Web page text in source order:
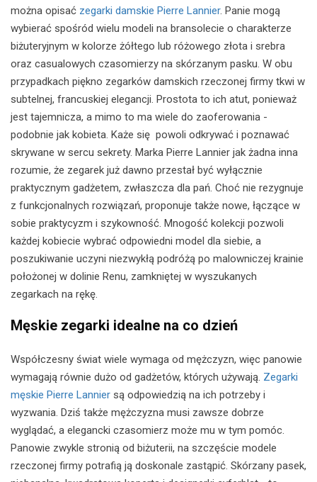
można opisać zegarki damskie Pierre Lannier. Panie mogą
wybierać spośród wielu modeli na bransolecie o charakterze
biżuteryjnym w kolorze żółtego lub różowego złota i srebra
oraz casualowych czasomierzy na skórzanym pasku. W obu
przypadkach piękno zegarków damskich rzeczonej firmy tkwi w
subtelnej, francuskiej elegancji. Prostota to ich atut, ponieważ
jest tajemnicza, a mimo to ma wiele do zaoferowania -
podobnie jak kobieta. Każe się powoli odkrywać i poznawać
skrywane w sercu sekrety. Marka Pierre Lannier jak żadna inna
rozumie, że zegarek już dawno przestał być wyłącznie
praktycznym gadżetem, zwłaszcza dla pań. Choć nie rezygnuje
z funkcjonalnych rozwiązań, proponuje także nowe, łączące w
sobie praktycyzm i szykowność. Mnogość kolekcji pozwoli
każdej kobiecie wybrać odpowiedni model dla siebie, a
poszukiwanie uczyni niezwykłą podróżą po malowniczej krainie
położonej w dolinie Renu, zamkniętej w wyszukanych
zegarkach na rękę.
Męskie zegarki idealne na co dzień
Współczesny świat wiele wymaga od mężczyzn, więc panowie
wymagają równie dużo od gadżetów, których używają. Zegarki
męskie Pierre Lannier są odpowiedzią na ich potrzeby i
wyzwania. Dziś także mężczyzna musi zawsze dobrze
wyglądać, a elegancki czasomierz może mu w tym pomóc.
Panowie zwykle stronią od biżuterii, na szczęście modele
rzeczonej firmy potrafią ją doskonale zastąpić. Skórzany pasek,